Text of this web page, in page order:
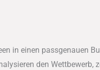
in einen passgenauen
den Wettbewerb,